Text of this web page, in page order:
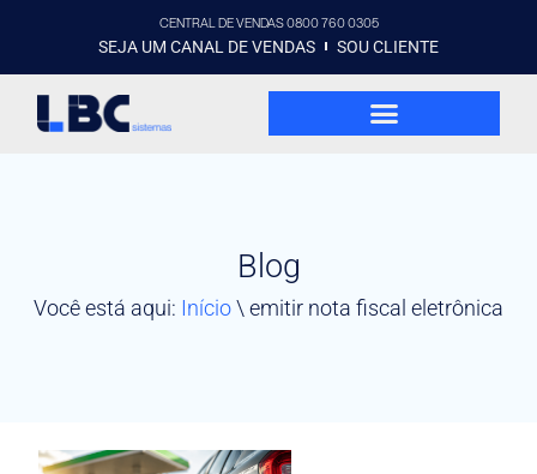
CENTRAL DE VENDAS 0800 760 0305
SEJA UM CANAL DE VENDAS SOU CLIENTE
Blog
Você está aqui: Início\ emitir nota fiscal eletrônica